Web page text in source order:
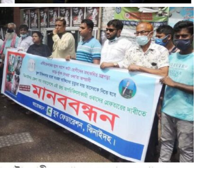
মেয়র সাদিক আবদুল্লাহকে প্রধান আসামি